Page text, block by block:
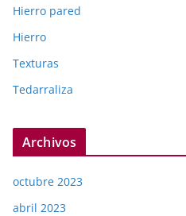
Hierro pared
Hierro
Texturas
Tedarraliza
Archivos
octubre 2023
abril 2023